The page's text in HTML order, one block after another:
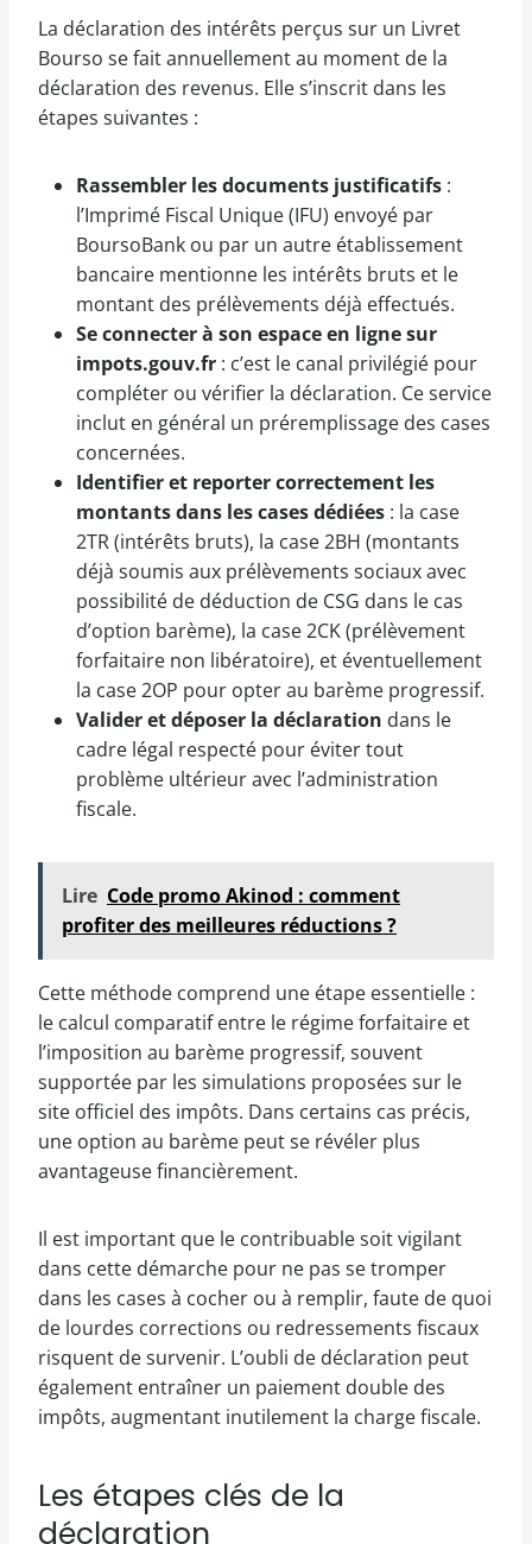
La déclaration des intérêts perçus sur un Livret
Bourso se fait annuellement au moment de la
déclaration des revenus. Elle s’inscrit dans les
étapes suivantes :
Rassembler les documents justificatifs :
l’Imprimé Fiscal Unique (IFU) envoyé par
BoursoBank ou par un autre établissement
bancaire mentionne les intérêts bruts et le
montant des prélèvements déjà effectués.
Se connecter à son espace en ligne sur
impots.gouv.fr : c’est le canal privilégié pour
compléter ou vérifier la déclaration. Ce service
inclut en général un préremplissage des cases
concernées.
Identifier et reporter correctement les
montants dans les cases dédiées : la case
2TR (intérêts bruts), la case 2BH (montants
déjà soumis aux prélèvements sociaux avec
possibilité de déduction de CSG dans le cas
d’option barème), la case 2CK (prélèvement
forfaitaire non libératoire), et éventuellement
la case 2OP pour opter au barème progressif.
Valider et déposer la déclaration dans le
cadre légal respecté pour éviter tout
problème ultérieur avec l’administration
fiscale.
Lire Code promo Akinod : comment
profiter des meilleures réductions ?
Cette méthode comprend une étape essentielle :
le calcul comparatif entre le régime forfaitaire et
l’imposition au barème progressif, souvent
supportée par les simulations proposées sur le
site officiel des impôts. Dans certains cas précis,
une option au barème peut se révéler plus
avantageuse financièrement.
Il est important que le contribuable soit vigilant
dans cette démarche pour ne pas se tromper
dans les cases à cocher ou à remplir, faute de quoi
de lourdes corrections ou redressements fiscaux
risquent de survenir. L’oubli de déclaration peut
également entraîner un paiement double des
impôts, augmentant inutilement la charge fiscale.
Les étapes clés de la
déclaration